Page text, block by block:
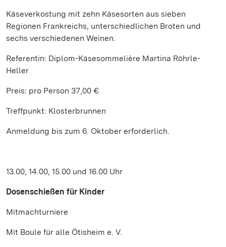
Käseverkostung mit zehn Käsesorten aus sieben
Regionen Frankreichs, unterschiedlichen Broten und
sechs verschiedenen Weinen.
Referentin: Diplom-Käsesommelière Martina Röhrle-
Heller
Preis: pro Person 37,00 €
Treffpunkt: Klosterbrunnen
Anmeldung bis zum 6. Oktober erforderlich.
13.00, 14.00, 15.00 und 16.00 Uhr
Dosenschießen für Kinder
Mitmachturniere
Mit Boule für alle Ötisheim e. V.